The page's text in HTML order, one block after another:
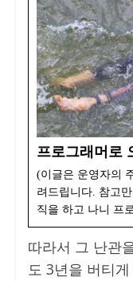
프로그래머로
(이글은 운영자의
려드립니다. 참고
직을 하고 나니 프
따라서 그 난관
도 3년을 버티